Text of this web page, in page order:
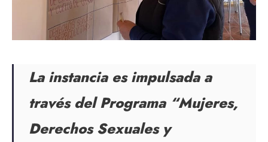
La instancia es impulsada a
través del Programa “Mujeres,
Derechos Sexuales y